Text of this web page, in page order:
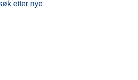
etter nye